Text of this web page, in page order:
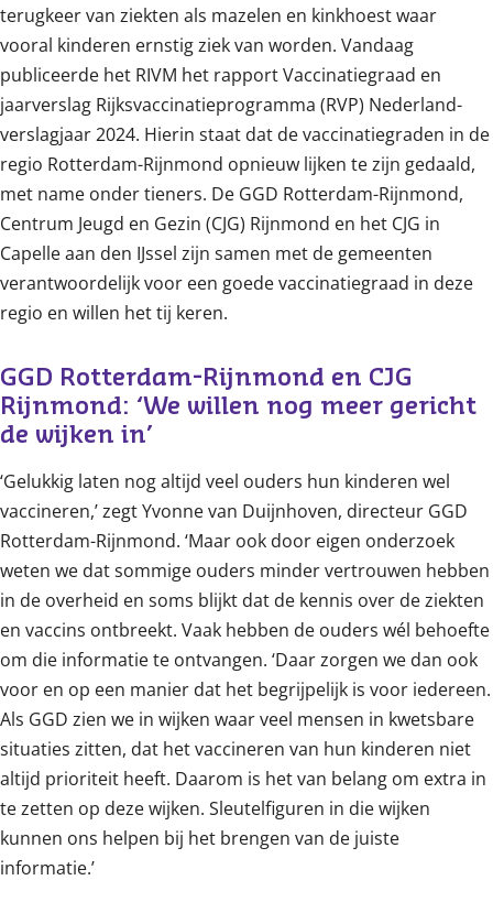
terugkeer van ziekten als mazelen en kinkhoest waar
vooral kinderen ernstig ziek van worden. Vandaag
publiceerde het RIVM het rapport Vaccinatiegraad en
jaarverslag Rijksvaccinatieprogramma (RVP) Nederland-
verslagjaar 2024. Hierin staat dat de vaccinatiegraden in de
regio Rotterdam-Rijnmond opnieuw lijken te zijn gedaald,
met name onder tieners. De GGD Rotterdam-Rijnmond,
Centrum Jeugd en Gezin (CJG) Rijnmond en het CJG in
Capelle aan den IJssel zijn samen met de gemeenten
verantwoordelijk voor een goede vaccinatiegraad in deze
regio en willen het tij keren.
GGD Rotterdam-Rijnmond en CJG
Rijnmond: ‘We willen nog meer gericht
de wijken in’
‘Gelukkig laten nog altijd veel ouders hun kinderen wel
vaccineren,’ zegt Yvonne van Duijnhoven, directeur GGD
Rotterdam-Rijnmond. ‘Maar ook door eigen onderzoek
weten we dat sommige ouders minder vertrouwen hebben
in de overheid en soms blijkt dat de kennis over de ziekten
en vaccins ontbreekt. Vaak hebben de ouders wél behoefte
om die informatie te ontvangen. ‘Daar zorgen we dan ook
voor en op een manier dat het begrijpelijk is voor iedereen.
Als GGD zien we in wijken waar veel mensen in kwetsbare
situaties zitten, dat het vaccineren van hun kinderen niet
altijd prioriteit heeft. Daarom is het van belang om extra in
te zetten op deze wijken. Sleutelfiguren in die wijken
kunnen ons helpen bij het brengen van de juiste
informatie.’